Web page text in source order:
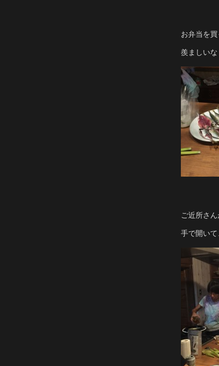
お弁当を
羨ましい
ご近所さ
手で開い